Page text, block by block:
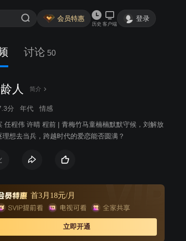
会员特惠
历史 客户端
登录
讨论 50
人 简介
分 年代 情感
任程伟 许晴 程前 | 青梅竹马童楠楠默默守候，刘解放
理想去当兵，跨越时代的爱恋能否圆满？
首3月18元/月
立即开通